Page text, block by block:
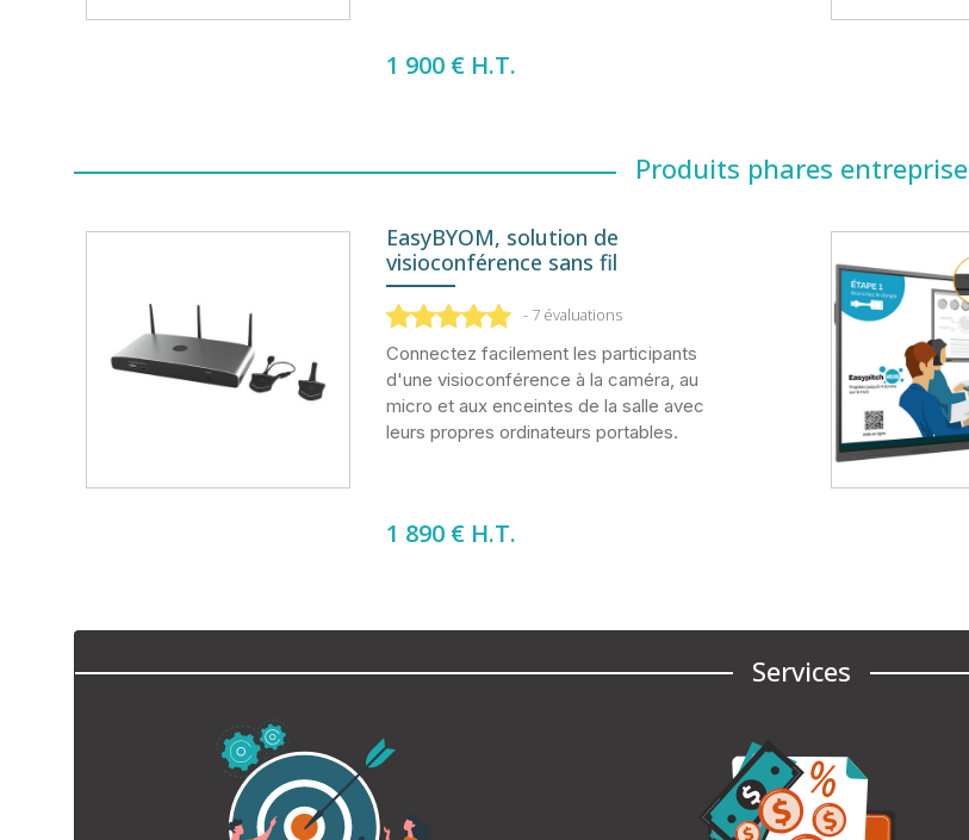
1 900 € H.T.
Produits phares entreprise
EasyBYOM, solution de
visioconférence sans fil
- 7 évaluations
Connectez facilement les participants
d'une visioconférence à la caméra, au
micro et aux enceintes de la salle avec
leurs propres ordinateurs portables.
1 890 € H.T.
Services